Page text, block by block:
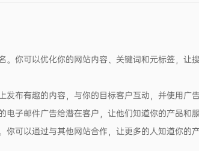
你可以优化你的网站内容、关键词和元标签，
布有趣的内容，与你的目标客户互动，并使用广告
子邮件广告给潜在客户，让他们知道你的产品和服
可以通过与其他网站合作，让更多的人知道你的